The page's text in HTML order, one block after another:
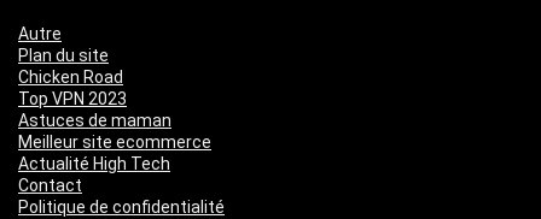
Autre
Plan du site
Chicken Road
Top VPN 2023
Astuces de maman
Meilleur site ecommerce
Actualité High Tech
Contact
Politique de confidentialité